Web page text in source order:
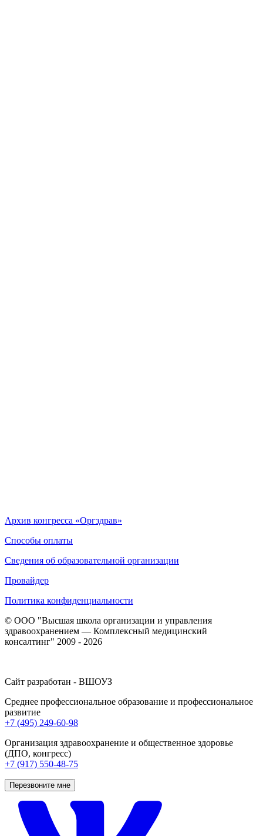
Архив конгресса «Оргздрав»
Способы оплаты
Сведения об образовательной организации
Провайдер
Политика конфиденциальности
© ООО "Высшая школа организации и управления
здравоохранением — Комплексный медицинский
консалтинг" 2009 - 2026
Сайт разработан - ВШОУЗ
Среднее профессиональное образование и профессиональное
развитие
+7 (495) 249-60-98
Организация здравоохранение и общественное здоровье
(ДПО, конгресс)
+7 (917) 550-48-75
Перезвоните мне